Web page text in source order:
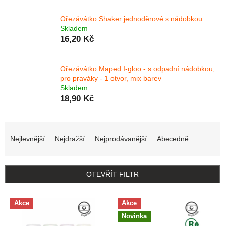
Ořezávátko Shaker jednoděrové s nádobkou
Skladem
16,20 Kč
Ořezávátko Maped I-gloo - s odpadní nádobkou,
pro praváky - 1 otvor, mix barev
Skladem
18,90 Kč
Nejlevnější Nejdražší Nejprodávanější Abecedně
OTEVŘÍT FILTR
Výpis produktů
Akce
Akce
Novinka